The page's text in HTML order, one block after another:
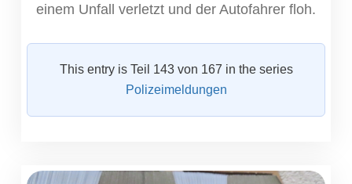
einem Unfall verletzt und der Autofahrer floh.
This entry is Teil 143 von 167 in the series
Polizeimeldungen